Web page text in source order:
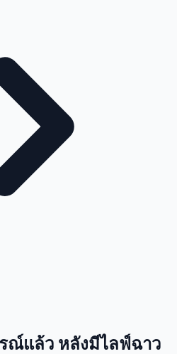
ณ์แล้ว หลังมีไลฟ์ฉาว